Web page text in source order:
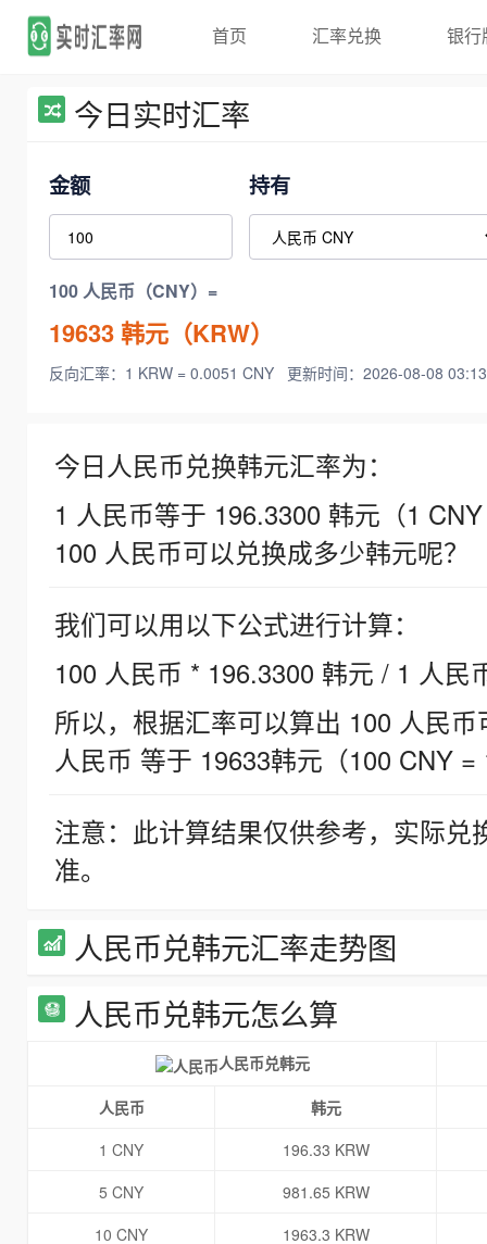
首页 汇率兑换 银行
今日实时汇率
金额 持有
100 人民币（CNY）=
19633韩元（KRW）
反向汇率：1 KRW = 0.0051 CNY 更新时间：2026-08-08
今日人民币兑换韩元汇率为：
1 人民币等于 196.3300 韩元（1
100 人民币可以兑换成多少韩元呢？
我们可以用以下公式进行计算：
100 人民币 * 196.3300 韩元 / 1 人民
所以，根据汇率可以算出 100 人民
人民币 等于 19633韩元（100 CNY =
注意：此计算结果仅供参考，实际
准。
人民币兑韩元汇率走势图
人民币兑韩元怎么算
人民币兑韩元
人民币
韩元
1 CNY
196.33 KRW
5 CNY
981.65 KRW
10 CNY
1963.3 KRW